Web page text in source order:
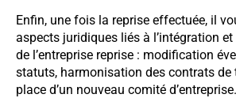
Enfin, une fois la reprise effectuée, il
aspects juridiques liés à l’intégration
de l’entreprise reprise : modification
statuts, harmonisation des contrats de
place d’un nouveau comité